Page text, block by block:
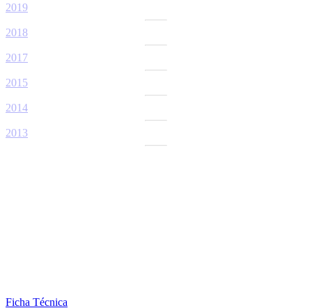
2019
2018
2017
2015
2014
2013
Ficha Técnica